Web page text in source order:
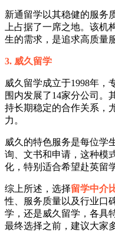
新通留学以其稳健的服务
上占据了一席之地。该
生的需求，是追求高质量
3. 威久留学
威久留学成立于1998年，
围内发展了14家分公司。
持长期稳定的合作关系，
力。
威久的特色服务是每位学
询、文书和申请，这种模
化，特别适合希望赴英留
综上所述，选择留学中介
性、服务质量以及行业口
学，还是威久留学，各具
最终选择之前，建议大家